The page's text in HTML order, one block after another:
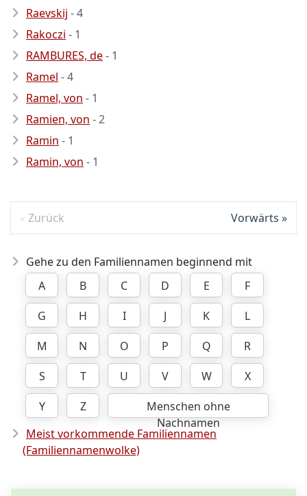
Raevskij - 4
Rakoczi - 1
RAMBURES, de- 1
Ramel - 4
Ramel, von - 1
Ramien, von - 2
Ramin - 1
Ramin, von - 1
Zurück Vorwärts
Gehe zu den Familiennamen beginnend mit
A
B C D E
F
G
H I J K
L
M
N O P Q
R
S
T U V W
X
Y
Z
Menschen ohne
Nachnamen
Meist vorkommende Familiennamen
(Familiennamenwolke)